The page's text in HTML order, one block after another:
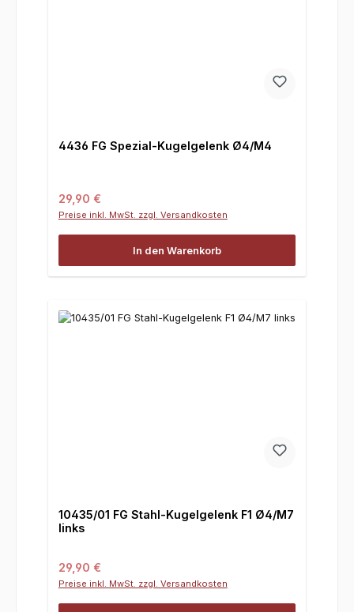
4436 FG Spezial-Kugelgelenk Ø4/M4
Regulärer Preis:
29,90 €
Preise inkl. MwSt. zzgl. Versandkosten
In den Warenkorb
10435/01 FG Stahl-Kugelgelenk F1 Ø4/M7
links
Regulärer Preis:
29,90 €
Preise inkl. MwSt. zzgl. Versandkosten